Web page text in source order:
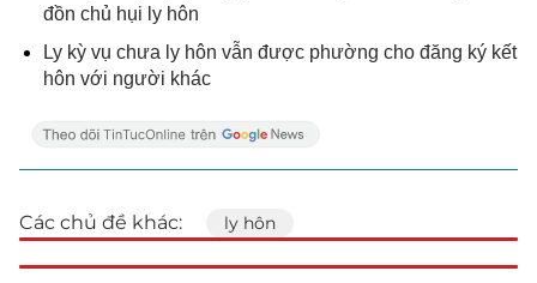
đồn chủ hụi ly hôn
Ly kỳ vụ chưa ly hôn vẫn được phường cho đăng ký kết
hôn với người khác
Các chủ đề khác: ly hôn